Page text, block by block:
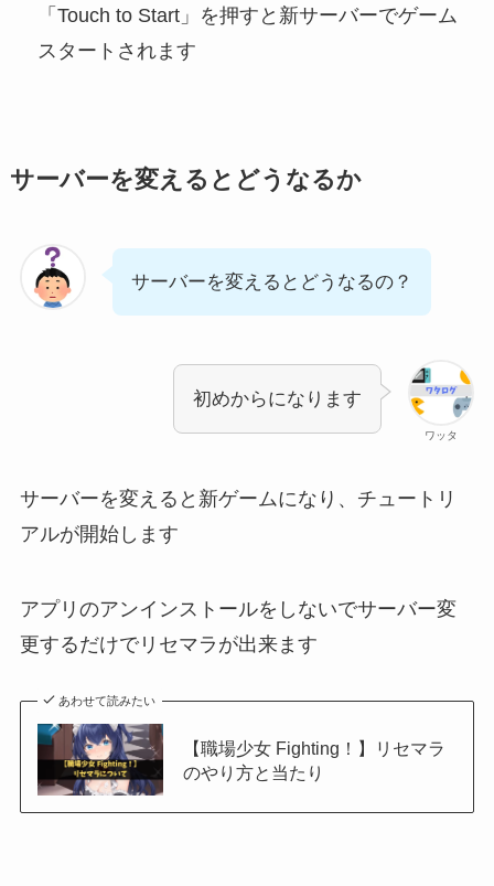
「Touch to Start」を押すと新サーバーでゲーム
スタートされます
サーバーを変えるとどうなるか
サーバーを変えるとどうなるの？
ワッタ
初めからになります
サーバーを変えると新ゲームになり、チュートリ
アルが開始します
アプリのアンインストールをしないでサーバー変
更するだけでリセマラが出来ます
あわせて読みたい
【職場少女 Fighting！】リセマラ
のやり方と当たり